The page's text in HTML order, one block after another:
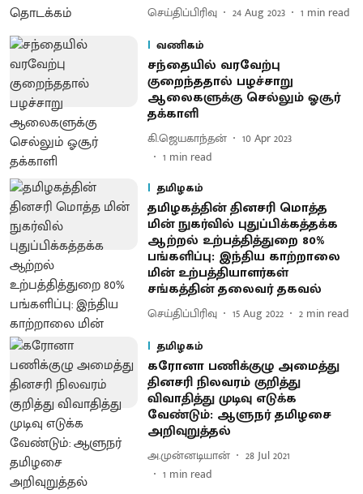
செய்திப்பிரிவு 24 Aug 2023 1 min read
வணிகம்
சந்தையில் வரவேற்பு
குறைந்ததால் பழச்சாறு
ஆலைகளுக்கு செல்லும் ஓசூர்
தக்காளி
கி.ஜெயகாந்தன்
10 Apr 2023
1 min read
தமிழகம்
தமிழகத்தின் தினசரி மொத்த
மின் நுகர்வில் புதுப்பிக்கத்தக்க
ஆற்றல் உற்பத்தித்துறை 80%
பங்களிப்பு: இந்திய காற்றாலை
மின் உற்பத்தியாளர்கள்
சங்கத்தின் தலைவர் தகவல்
செய்திப்பிரிவு 15 Aug 2022 2 min read
தமிழகம்
கரோனா பணிக்குழு அமைத்து
தினசரி நிலவரம் குறித்து
விவாதித்து முடிவு எடுக்க
வேண்டும்: ஆளுநர் தமிழசை
அறிவுறுத்தல்
அ.முன்னடியான்
28 Jul 2021
1 min read